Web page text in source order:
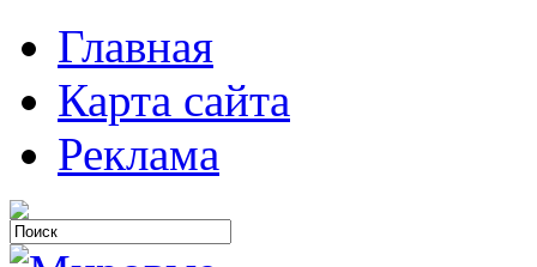
Главная
Карта сайта
Реклама